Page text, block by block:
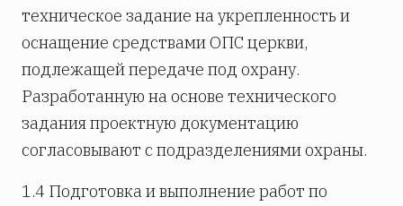
техническое задание на укрепленность и
оснащение средствами ОПС церкви,
подлежащей передаче под охрану.
Разработанную на основе технического
задания проектную документацию
согласовывают с подразделениями охраны.
1.4 Подготовка и выполнение работ по